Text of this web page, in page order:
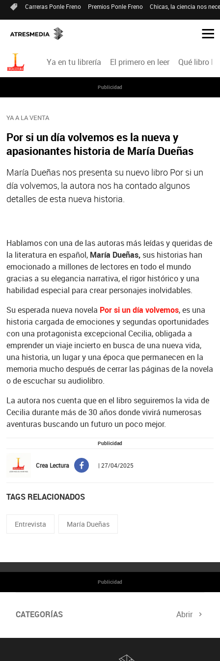
Carreras Ponle Freno Premios Ponle Freno Chicas, la ciencia nos
Ya en tu librería El primero en leer Qué libro
Publicidad
YA A LA VENTA
Por si un día volvemos es la nueva y
apasionantes historia de María Dueñas
María Dueñas nos presenta su nuevo libro Por si un
día volvemos, la autora nos ha contado algunos
detalles de esta nueva historia.
Hablamos con una de las autoras más leídas y queridas de
la literatura en español, María Dueñas,sus historias han
emocionado a millones de lectores en todo el mundo
gracias a su elegancia narrativa, el rigor histórico y una
habilidad especial para crear personajes inolvidables.
Su esperada nueva novela Por si un día volvemos, es una
historia cargada de emociones y segundas oportunidades
con una protagonista excepcional Cecilia, obligada a
emprender un viaje incierto en busca de una nueva vida,
una historia, un lugar y una época que permanecen en la
memoria mucho después de cerrar las páginas de la novela
o de escuchar su audiolibro.
La autora nos cuenta que en el libro seguiremos la vida de
Cecilia durante más de 30 años donde vivirá numerosas
aventuras buscando un futuro un poco mejor.
Publicidad
Crea Lectura | 27/04/2025
TAGS RELACIONADOS
Entrevista María Dueñas
Publicidad
CATEGORÍAS Abrir